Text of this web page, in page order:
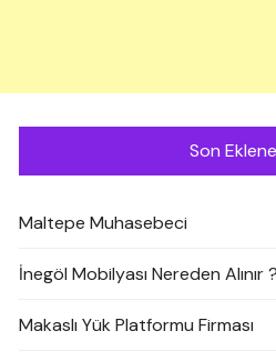
Son
Maltepe Muhasebeci
İnegöl Mobilyası Nereden Alınır ?
Makaslı Yük Platformu Firması